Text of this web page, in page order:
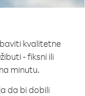
kvalitetne
- fiksni ili
minutu.
da bi dobili